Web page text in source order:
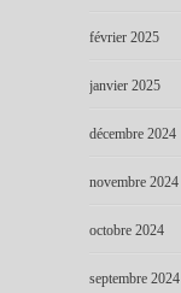
février 2025
janvier 2025
décembre 2024
novembre 2024
octobre 2024
septembre 2024